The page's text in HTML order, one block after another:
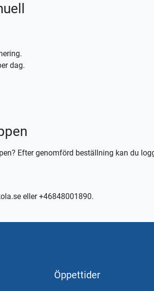
dag.
växlad bil, körkortstillstånd krävs.
på appen TABS Elev alternativt tctabs.se.
vänligen kontakta trafikskolan så hjälper
Efter genomförd beställning kan du
eller +46848001890.
Öppettider